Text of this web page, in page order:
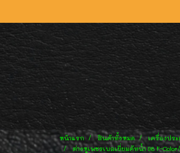
หน้าแรก สินค้าทั้งหมด เครื่องปร
ต่างหูเพชรเบลเยี่ยมคัทน้ำ 98 F-